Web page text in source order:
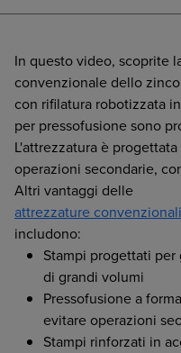
In questo video, scoprite
convenzionale dello
con rifilatura robotizzata
per pressofusione sono
L'attrezzatura è
operazioni secondarie,
Altri vantaggi delle
attrezzature
includono:
Stampi progettati
di grandi volumi
Pressofusione a
evitare operazioni
Stampi rinforzati in